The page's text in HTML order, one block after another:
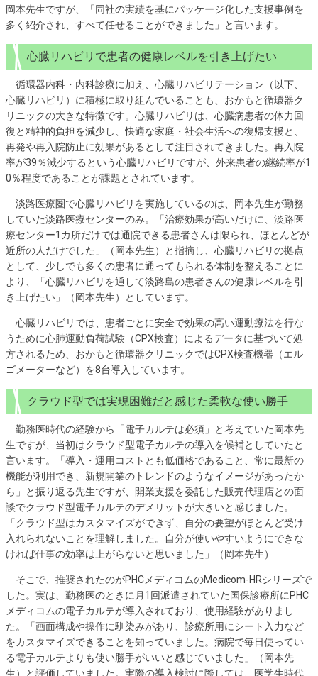
岡本先生ですが、「同社の実績を基にパッケージ化した支援事例を
多く紹介され、すべて任せることができました」と言います。
心臓リハビリで患者の健康レベルを引き上げたい
循環器内科・内科診療に加え、心臓リハビリテーション（以下、
心臓リハビリ）に積極に取り組んでいることも、おかもと循環器ク
リニックの大きな特徴です。心臓リハビリは、心臓病患者の体力回
復と精神的負担を減少し、快適な家庭・社会生活への復帰支援と、
再発や再入院防止に効果があるとして注目されてきました。再入院
率が39％減少するという心臓リハビリですが、外来患者の継続率が1
0％程度であることが課題とされています。
淡路医療圏で心臓リハビリを実施しているのは、岡本先生が勤務
していた淡路医療センターのみ。「治療効果が高いだけに、淡路医
療センター1カ所だけでは通院できる患者さんは限られ、ほとんどが
近所の人だけでした」（岡本先生）と指摘し、心臓リハビリの拠点
として、少しでも多くの患者に通ってもられる体制を整えることに
より、「心臓リハビリを通して淡路島の患者さんの健康レベルを引
き上げたい」（岡本先生）としています。
心臓リハビリでは、患者ごとに安全で効果の高い運動療法を行な
うために心肺運動負荷試験（CPX検査）によるデータに基づいて処
方されるため、おかもと循環器クリニックではCPX検査機器（エル
ゴメーターなど）を8台導入しています。
クラウド型では実現困難だと感じた柔軟な使い勝手
勤務医時代の経験から「電子カルテは必須」と考えていた岡本先
生ですが、当初はクラウド型電子カルテの導入を候補としていたと
言います。「導入・運用コストとも低価格であること、常に最新の
機能が利用でき、新規開業のトレンドのようなイメージがあったか
ら」と振り返る先生ですが、開業支援を委託した販売代理店との面
談でクラウド型電子カルテのデメリットが大きいと感じました。
「クラウド型はカスタマイズができず、自分の要望がほとんど受け
入れられないことを理解しました。自分が使いやすいようにできな
ければ仕事の効率は上がらないと思いました」（岡本先生）
そこで、推奨されたのがPHCメディコムのMedicom-HRシリーズで
した。実は、勤務医のときに月1回派遣されていた国保診療所にPHC
メディコムの電子カルテが導入されており、使用経験がありまし
た。「画面構成や操作に馴染みがあり、診療所用にシート入力など
をカスタマイズできることを知っていました。病院で毎日使ってい
る電子カルテよりも使い勝手がいいと感じていました」（岡本先
生）と評価していました。実際の導入検討に際しては、医学生時代